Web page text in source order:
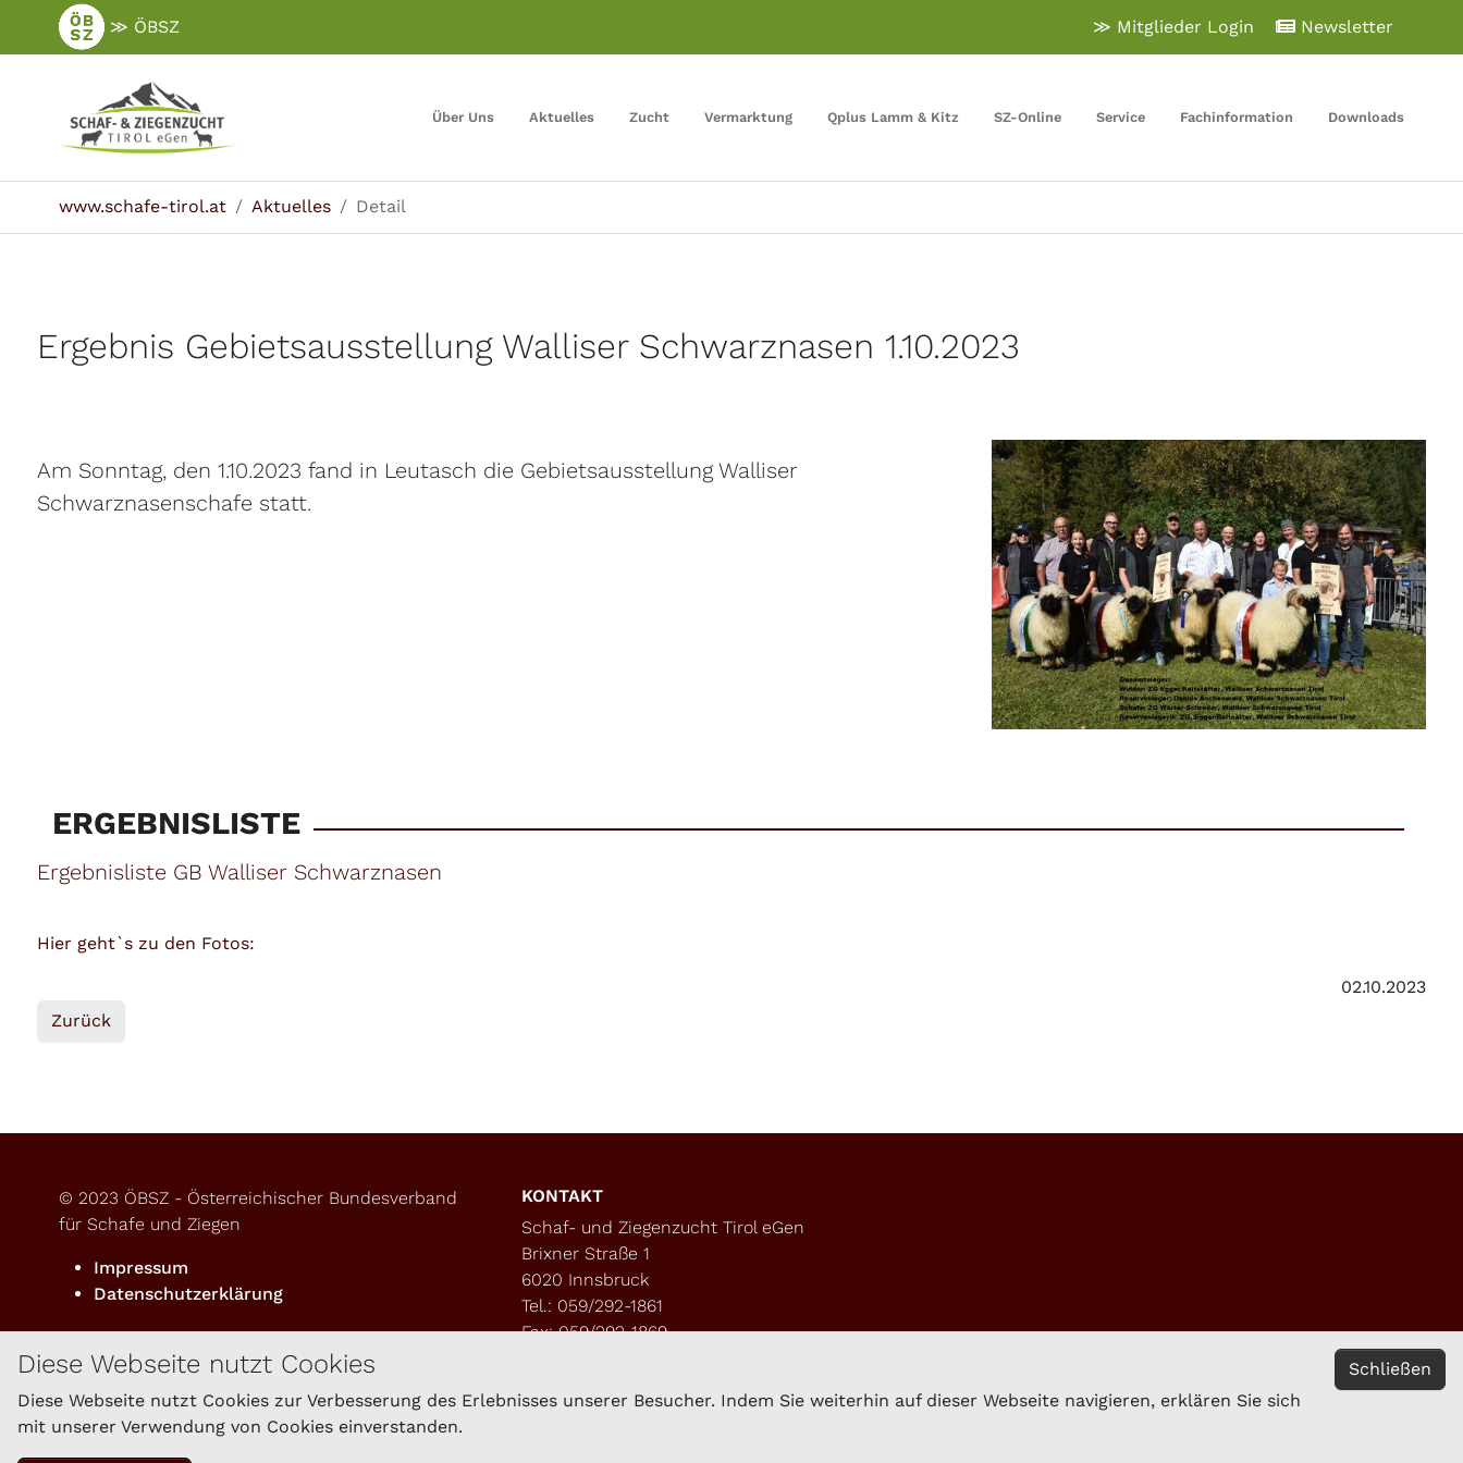
Schließen
Diese Webseite nutzt Cookies
Diese Webseite nutzt Cookies zur Verbesserung des Erlebnisses unserer Besucher. Indem Sie weiterhin auf dieser Webseite navigieren, erklären Sie sich
mit unserer Verwendung von Cookies einverstanden.
Hauptinhalt
≫ ÖBSZ Newsletter
≫ Mitglieder Login
Über Uns Aktuelles Zucht Vermarktung Qplus Lamm & Kitz SZ-Online Service Fachinformation Downloads
www.schafe-tirol.at Aktuelles Detail
Ergebnis Gebietsausstellung Walliser Schwarznasen 1.10.2023
Am Sonntag, den 1.10.2023 fand in Leutasch die Gebietsausstellung Walliser
Schwarznasenschafe statt.
ERGEBNISLISTE
Ergebnisliste GB Walliser Schwarznasen
Hier geht`s zu den Fotos:
02.10.2023
Zurück
© 2023 ÖBSZ - Österreichischer Bundesverband
für Schafe und Ziegen
Impressum
Datenschutzerklärung
KONTAKT
Schaf- und Ziegenzucht Tirol eGen
Brixner Straße 1
6020 Innsbruck
Tel.: 059/292-1861
Fax: 059/292-1869